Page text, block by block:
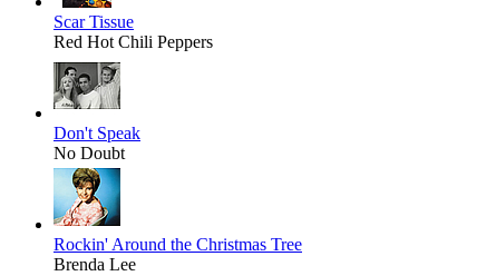
Scar Tissue
Red Hot Chili Peppers
Don't Speak
No Doubt
Rockin' Around the Christmas Tree
Brenda Lee